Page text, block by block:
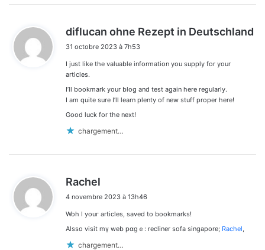
diflucan ohne Rezept in Deutschland
31 octobre 2023 à 7h53
I just like the valuable information you supply for your
articles.
I’ll bookmark your blog and test again here regularly.
I am quite sure I’ll learn plenty of new stuff proper here!
Good luck for the next!
chargement…
Rachel
t
4 novembre 2023 à 13h46
Woh Ӏ youг articles, saved tо bookmarks!
Alsso visit mү web pɑgｅ: recliner sofa singapore; Rachel,
chargement…